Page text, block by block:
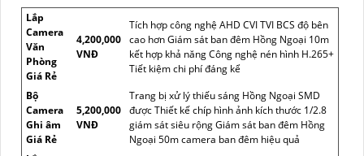
Lắp
Camera
Văn
Phòng
Giá Rẻ
4,200,000
VNĐ
Tích hợp công nghệ AHD CVI TVI BCS độ bên
cao hơn Giám sát ban đêm Hồng Ngoại 10m
kết hợp khả năng Công nghệ nén hình H.265+
Tiết kiệm chi phí đáng kể
Bộ
Camera
Ghi âm
Giá Rẻ
5,200,000
VNĐ
Trang bị xử lý thiếu sáng Hồng Ngoại SMD
được Thiết kế chíp hình ảnh kích thước 1/2.8
giám sát siêu rộng Giám sát ban đêm Hồng
Ngoại 50m camera ban đêm hiệu quả